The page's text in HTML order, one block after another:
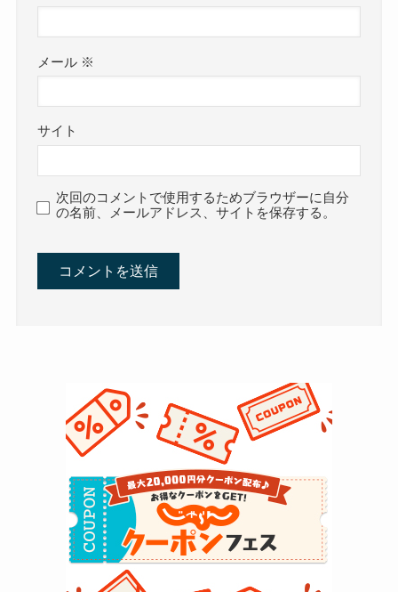
メール ※
サイト
次回のコメントで使用するためブラウザーに自分
の名前、メールアドレス、サイトを保存する。